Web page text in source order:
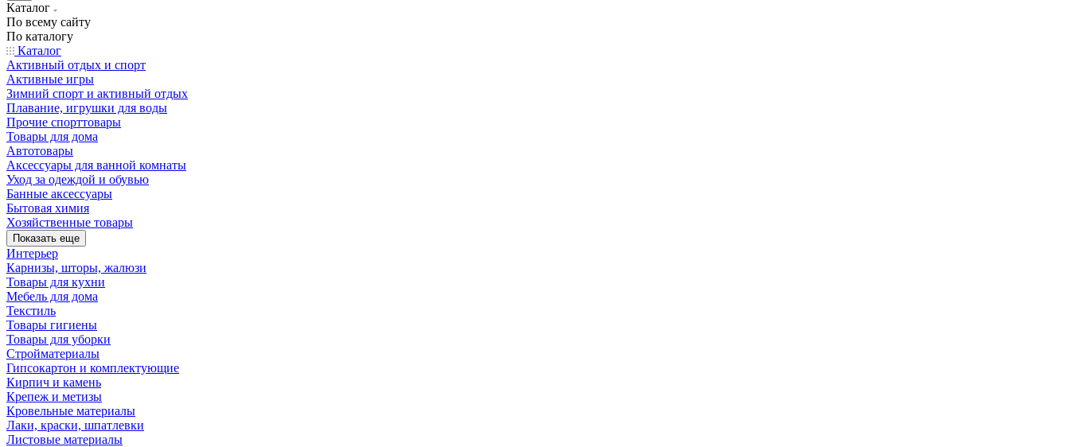
Каталог
По всему сайту
По каталогу
Каталог
Активный отдых и спорт
Активные игры
Зимний спорт и активный отдых
Плавание, игрушки для воды
Прочие спорттовары
Товары для дома
Автотовары
Аксессуары для ванной комнаты
Уход за одеждой и обувью
Банные аксессуары
Бытовая химия
Хозяйственные товары
Показать еще
Интерьер
Карнизы, шторы, жалюзи
Товары для кухни
Мебель для дома
Текстиль
Товары гигиены
Товары для уборки
Стройматериалы
Гипсокартон и комплектующие
Кирпич и камень
Крепеж и метизы
Кровельные материалы
Лаки, краски, шпатлевки
Листовые материалы